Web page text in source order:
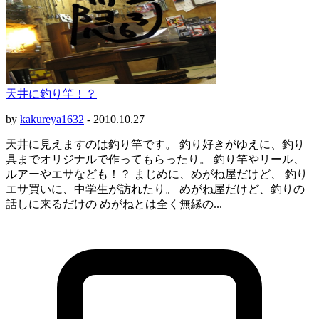
天井に釣り竿！？
by kakureya1632 - 2010.10.27
天井に見えますのは釣り竿です。 釣り好きがゆえに、釣り
具までオリジナルで作ってもらったり。 釣り竿やリール、
ルアーやエサなども！？ まじめに、めがね屋だけど、 釣り
エサ買いに、中学生が訪れたり。 めがね屋だけど、釣りの
話しに来るだけの めがねとは全く無縁の...